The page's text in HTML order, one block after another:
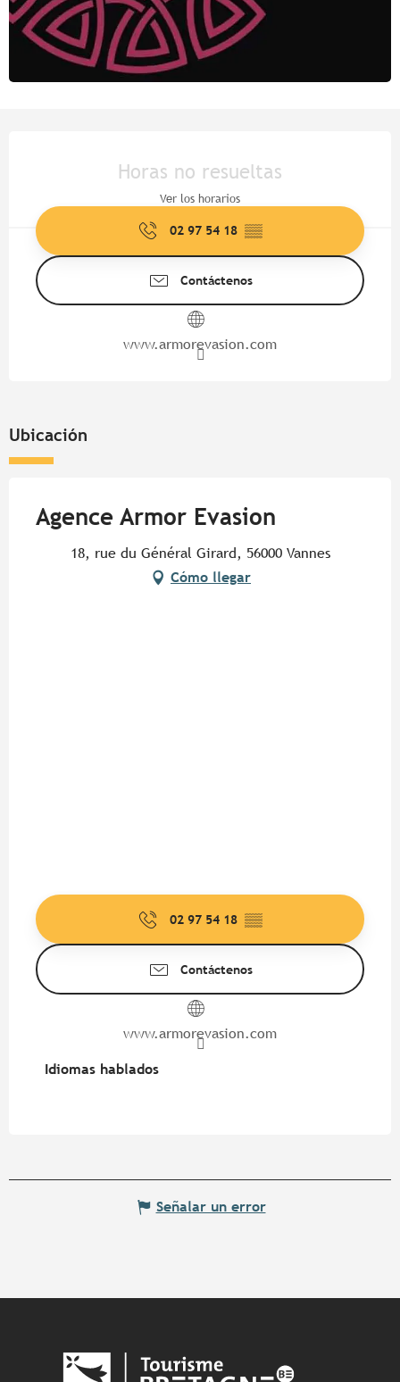
Horas no resueltas
Ver los horarios
02 97 54 18 ▒▒
Contáctenos
www.armorevasion.com
Ubicación
Agence Armor Evasion
18, rue du Général Girard, 56000 Vannes
Cómo llegar
02 97 54 18 ▒▒
Contáctenos
www.armorevasion.com
Idiomas hablados
Idiomas hablados
Señalar un error